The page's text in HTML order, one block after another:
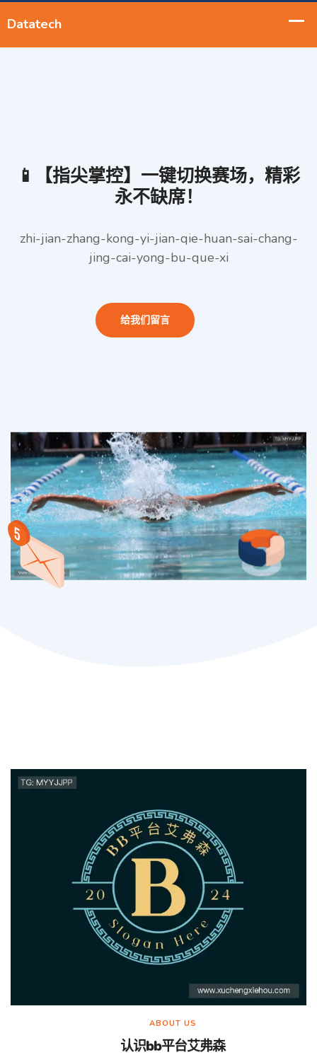
📱【指尖掌控】一键切换赛场，精彩
永不缺席！
zhi-jian-zhang-kong-yi-jian-qie-huan-sai-chang-
jing-cai-yong-bu-que-xi
给我们留言
ABOUT US
认识bb平台艾弗森